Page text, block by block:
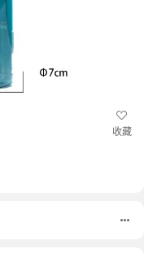
收藏